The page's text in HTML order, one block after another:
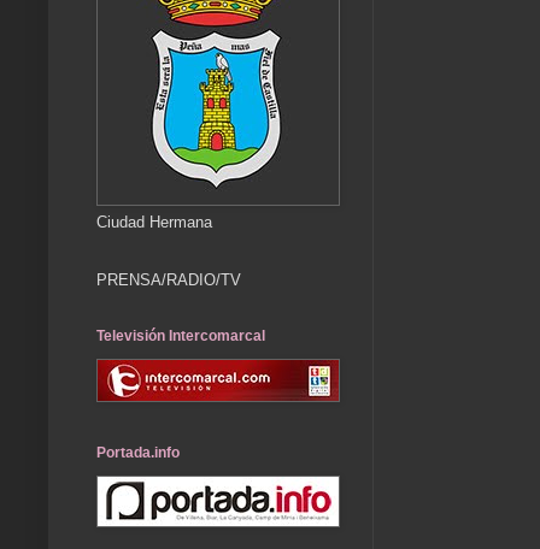
Ciudad Hermana
PRENSA/RADIO/TV
Televisión Intercomarcal
Portada.info